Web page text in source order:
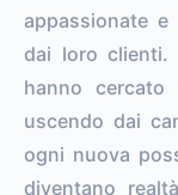
appassionate
dai loro clienti.
hanno cercato
uscendo dai
ogni nuova
diventano